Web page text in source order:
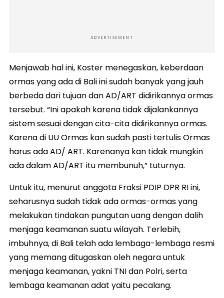
ADVERTISEMENT
Menjawab hal ini, Koster menegaskan, keberdaan
ormas yang ada di Bali ini sudah banyak yang jauh
berbeda dari tujuan dan AD/ART didirikannya ormas
tersebut. “Ini apakah karena tidak dijalankannya
sistem sesuai dengan cita-cita didirikannya ormas.
Karena di UU Ormas kan sudah pasti tertulis Ormas
harus ada AD/ ART. Karenanya kan tidak mungkin
ada dalam AD/ART itu membunuh,” tuturnya.
Untuk itu, menurut anggota Fraksi PDIP DPR RI ini,
seharusnya sudah tidak ada ormas-ormas yang
melakukan tindakan pungutan uang dengan dalih
menjaga keamanan suatu wilayah. Terlebih,
imbuhnya, di Bali telah ada lembaga-lembaga resmi
yang memang ditugaskan oleh negara untuk
menjaga keamanan, yakni TNI dan Polri, serta
lembaga keamanan adat yaitu pecalang.